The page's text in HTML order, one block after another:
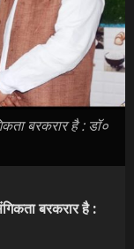
बरकरार है : डॉ०
बरकरार है :